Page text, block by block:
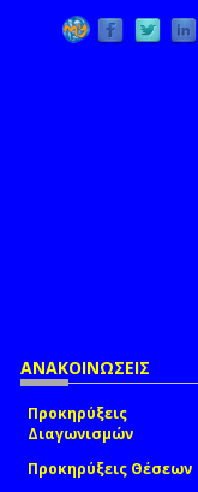
ΑΝΑΚΟΙΝΩΣΕΙΣ
Προκηρύξεις
Διαγωνισμών
Προκηρύξεις Θέσεων